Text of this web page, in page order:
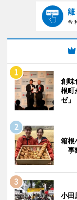
創味
根町
ゼ」
箱根
事
小田